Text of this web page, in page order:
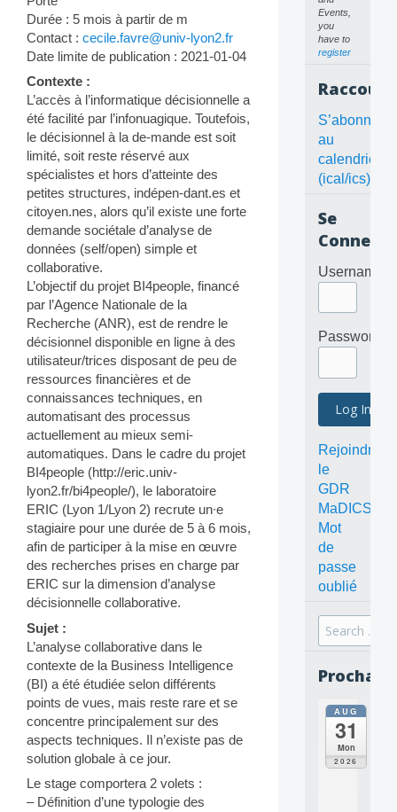
Durée : 5 mois à partir de m
Contact : cecile.favre@univ-lyon2.fr
Date limite de publication : 2021-01-04
Contexte :
L’accès à l’informatique décisionnelle a
été facilité par l’infonuagique. Toutefois,
le décisionnel à la de-mande est soit
limité, soit reste réservé aux
spécialistes et hors d’atteinte des
petites structures, indépen-dant.es et
citoyen.nes, alors qu’il existe une forte
demande sociétale d’analyse de
données (self/open) simple et
collaborative.
L’objectif du projet BI4people, financé
par l’Agence Nationale de la
Recherche (ANR), est de rendre le
décisionnel disponible en ligne à des
utilisateur/trices disposant de peu de
ressources financières et de
connaissances techniques, en
automatisant des processus
actuellement au mieux semi-
automatiques. Dans le cadre du projet
BI4people (http://eric.univ-
lyon2.fr/bi4people/), le laboratoire
ERIC (Lyon 1/Lyon 2) recrute un∙e
stagiaire pour une durée de 5 à 6 mois,
afin de participer à la mise en œuvre
des recherches prises en charge par
ERIC sur la dimension d’analyse
décisionnelle collaborative.
Sujet :
L’analyse collaborative dans le
contexte de la Business Intelligence
(BI) a été étudiée selon différents
points de vues, mais reste rare et se
concentre principalement sur des
aspects techniques. Il n’existe pas de
solution globale à ce jour.
Le stage comportera 2 volets :
– Définition d’une typologie des
Events,
you
have to
register
S’abonner
au
calendrier
(ical/ics)
Se
Username
Password
Rejoindre
le
GDR
MaDICS
Mot
de
passe
oublié
Search
for:
AUG
31
Mon
2026